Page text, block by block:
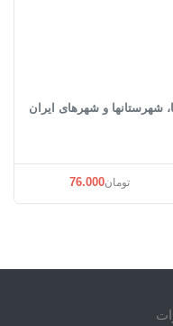
شهرستانها و شهرهای ایران
قیمت اصلی: تومان76.000 بود.
تومان76.000قیمت فعلی: